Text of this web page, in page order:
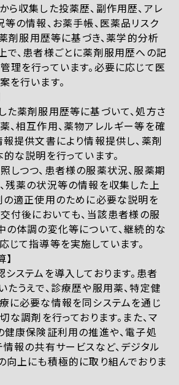
ら収集した投薬歴、副作用歴、アレ
の情報、お薬手帳、医薬品リスク
薬剤服用歴等に基づき、薬学的分析
で、患者様ごとに薬剤服用歴への記
理を行っています。必要に応じて医
を行います。
た薬剤服用歴等に基づいて、処方さ
、相互作用、薬物アレルギー等を確
報提供文書により情報提供し、薬剤
な説明を行っています。
しつつ、患者様の服薬状況、服薬期
残薬の状況等の情報を収集した上
の適正使用のために必要な説明を
付後においても、当該患者様の服
の体調の変化等について、継続的な
じて指導等を実施しています。
ステムを導入しております。患者
うえで、診療歴や服用薬、特定健
に必要な情報を同システムを通じ
な調剤を行っております。また、マ
健康保険証利用の推進や、電子処
報の共有サービスなど、デジタル
向上にも積極的に取り組んでおりま